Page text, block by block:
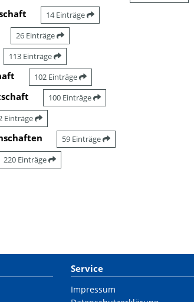
14 Einträge
26 Einträge
113 Einträge
102 Einträge
100 Einträge
Einträge
59 Einträge
220 Einträge
Service
Impressum